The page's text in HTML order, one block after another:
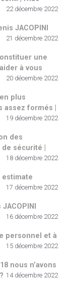
22 décembre 2022
JACOPINI
21 décembre 2022
une
à vous
20 décembre 2022
plus
formés |
19 décembre 2022
des
sécurité |
18 décembre 2022
estimate
17 décembre 2022
16 décembre 2022
personnel et à
15 décembre 2022
nous n’avons
14 décembre 2022